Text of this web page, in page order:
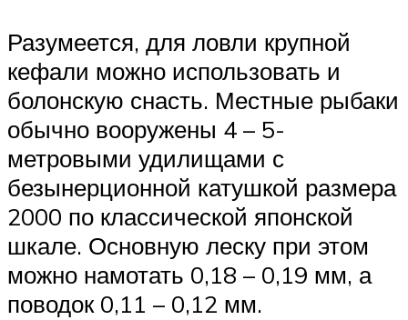
Разумеется, для ловли крупной
кефали можно использовать и
болонскую снасть. Местные рыбаки
обычно вооружены 4 – 5-
метровыми удилищами с
безынерционной катушкой размера
2000 по классической японской
шкале. Основную леску при этом
можно намотать 0,18 – 0,19 мм, а
поводок 0,11 – 0,12 мм.